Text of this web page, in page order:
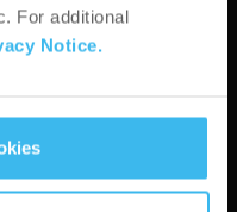
For additional
Notice.